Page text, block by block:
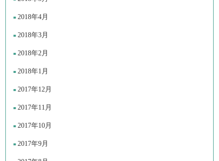
2018年4月
2018年3月
2018年2月
2018年1月
2017年12月
2017年11月
2017年10月
2017年9月